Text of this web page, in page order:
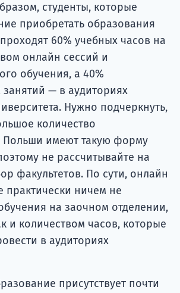
студенты, которые
приобретать образования
60% учебных часов на
онлайн сессий и
обучения, а 40%
занятий — в аудиториях
Нужно подчеркнуть,
количество
Польши имеют такую форму
не рассчитывайте на
факультетов. По сути, онлайн
практически ничем не
на заочном отделении,
и количеством часов, которые
в аудиториях
присутствует почти